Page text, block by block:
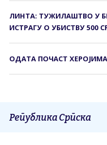
ЛИНТА: ТУЖИЛАШТВО У
ИСТРАГУ О УБИСТВУ 500
ОДАТА ПОЧАСТ
Република Српска